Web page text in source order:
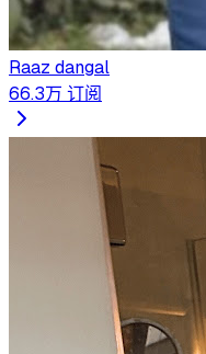
Raaz dangal
66.3万 订阅